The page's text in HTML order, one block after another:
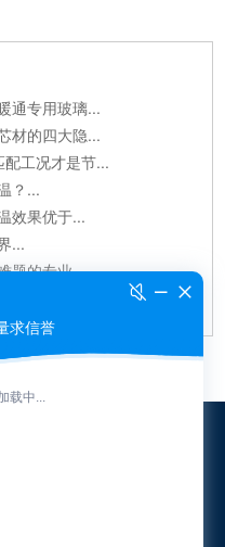
通专用玻璃...
材的四大隐...
工况才是节...
？...
效果优于...
...
题的专业...
悄悄改变...